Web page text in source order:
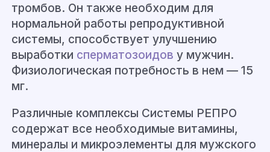
тромбов. Он также необходим для
нормальной работы репродуктивной
системы, способствует улучшению
выработки сперматозоидов у мужчин.
Физиологическая потребность в нем — 15
мг.
Различные комплексы Системы РЕПРО
содержат все необходимые витамины,
минералы и микроэлементы для мужского